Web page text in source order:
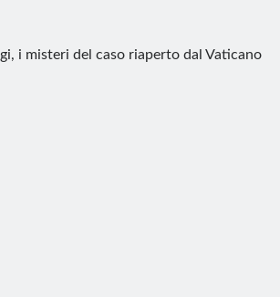
i misteri del caso riaperto dal Vaticano